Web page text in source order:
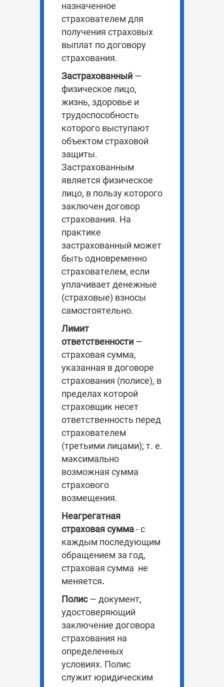
назначенное
страхователем для
получения страховых
выплат по договору
страхования.
Застрахованный —
физическое лицо,
жизнь, здоровье и
трудоспособность
которого выступают
объектом страховой
защиты.
Застрахованным
является физическое
лицо, в пользу которого
заключен договор
страхования. На
практике
застрахованный может
быть одновременно
страхователем, если
уплачивает денежные
(страховые) взносы
самостоятельно.
Лимит
ответственности —
страховая сумма,
указанная в договоре
страхования (полисе), в
пределах которой
страховщик несет
ответственность перед
страхователем
(третьими лицами); т. е.
максимально
возможная сумма
страхового
возмещения.
Неагрегатная
страховая сумма- с
каждым последующим
обращением за год,
страховая сумма не
меняется.
Полис— документ,
удостоверяющий
заключение договора
страхования на
определенных
условиях. Полис
служит юридическим